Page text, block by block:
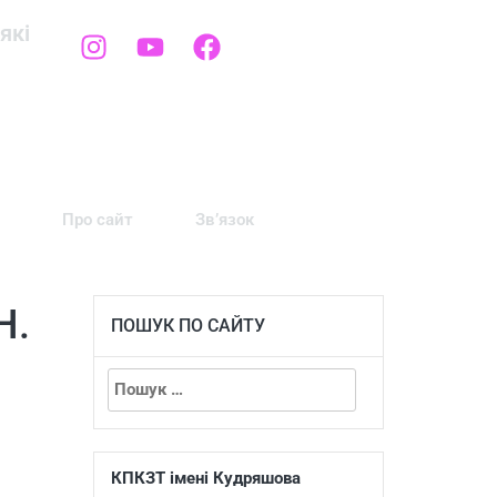
Про сайт Зв’язок
ПОШУК ПО САЙТУ
КПКЗТ імені Кудряшова